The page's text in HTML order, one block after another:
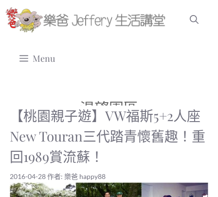
跳
至
Menu
渴望園區
【桃園親子遊】VW福斯5+2人座
New Touran三代踏青懷舊趣！重
回1989賞流蘇！
2016-04-28作者: 樂爸 happy88